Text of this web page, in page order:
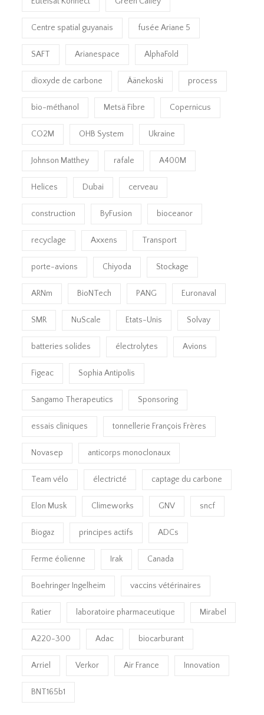
Centre spatial guyanais fusée Ariane 5
SAFT Arianespace AlphaFold
dioxyde de carbone Äänekoski process
bio-méthanol Metsä Fibre Copernicus
CO2M OHB System Ukraine
Johnson Matthey rafale A400M
Helices Dubai cerveau
construction ByFusion bioceanor
recyclage Axxens Transport
porte-avions Chiyoda Stockage
ARNm BioNTech PANG Euronaval
SMR NuScale Etats-Unis Solvay
batteries solides électrolytes Avions
Figeac Sophia Antipolis
Sangamo Therapeutics Sponsoring
essais cliniques tonnellerie François Frères
Novasep anticorps monoclonaux
Team vélo électricté captage du carbone
Elon Musk Climeworks GNV sncf
Biogaz principes actifs ADCs
Ferme éolienne Irak Canada
Boehringer Ingelheim vaccins vétérinaires
Ratier laboratoire pharmaceutique Mirabel
A220-300 Adac biocarburant
Arriel Verkor Air France Innovation
BNT165b1